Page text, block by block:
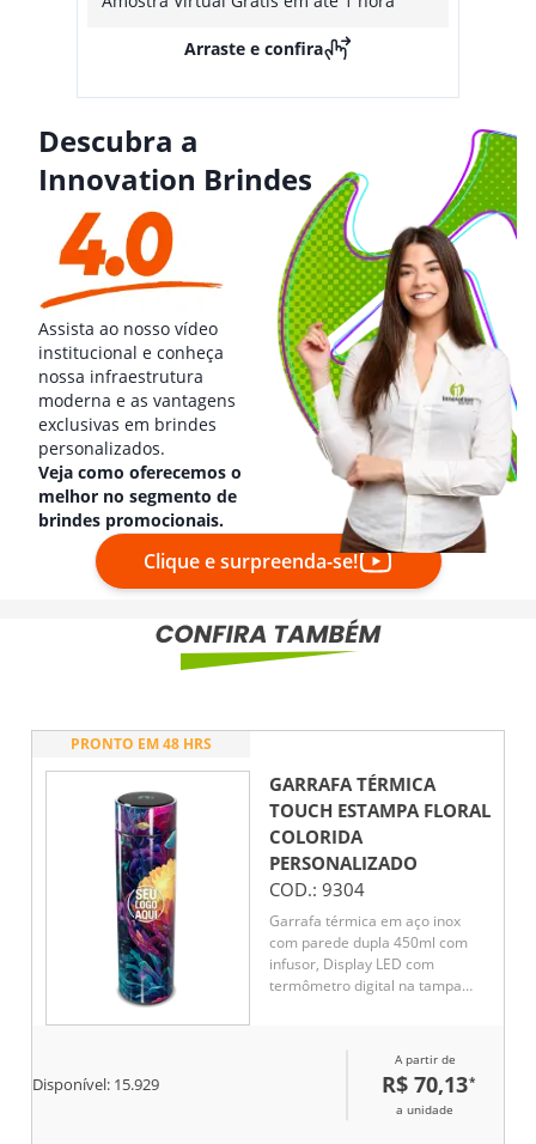
Arraste e confira
Descubra a
Innovation Brindes
Assista ao nosso vídeo
institucional e conheça
nossa infraestrutura
moderna e as vantagens
exclusivas em brindes
personalizados.
Veja como oferecemos o
melhor no segmento de
brindes promocionais.
Clique e surpreenda-se!
PRONTO EM 48 HRS
GARRAFA TÉRMICA
TOUCH ESTAMPA FLORAL
COLORIDA
PERSONALIZADO
COD.: 9304
Garrafa térmica em aço inox
com parede dupla 450ml com
infusor, Display LED com
termômetro digital na tampa
Disponível: 15.929
A partir de
R$ 70,13*
a unidade